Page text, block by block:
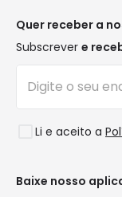
É Profissional?
Perguntas
Calculadora
Iluminação para
Tendências
Marcas de
Novidades em
Espaços
Estilos
Coleções
Quer receber a
Subscrever e
Li e aceito a
Baixe nosso